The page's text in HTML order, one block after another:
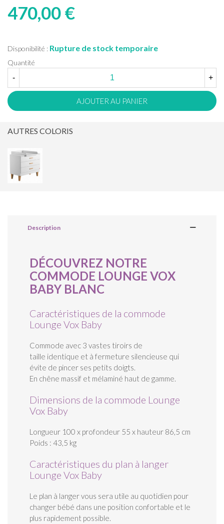
470,00 €
Disponibilité : Rupture de stock temporaire
Quantité
-
+
AJOUTER AU PANIER
AUTRES COLORIS
Description
DÉCOUVREZ NOTRE
COMMODE LOUNGE VOX
BABY BLANC
Caractéristiques de la commode
Lounge Vox Baby
Commode avec 3 vastes tiroirs de
taille identique et à fermeture silencieuse qui
évite de pincer ses petits doigts.
En chêne massif et mélaminé haut de gamme.
Dimensions de la commode Lounge
Vox Baby
Longueur 100 x profondeur 55 x hauteur 86,5 cm
Poids : 43,5 kg
Caractéristiques du plan à langer
Lounge Vox Baby
Le plan à langer vous sera utile au quotidien pour
changer bébé dans une position confortable et le
plus rapidement possible.